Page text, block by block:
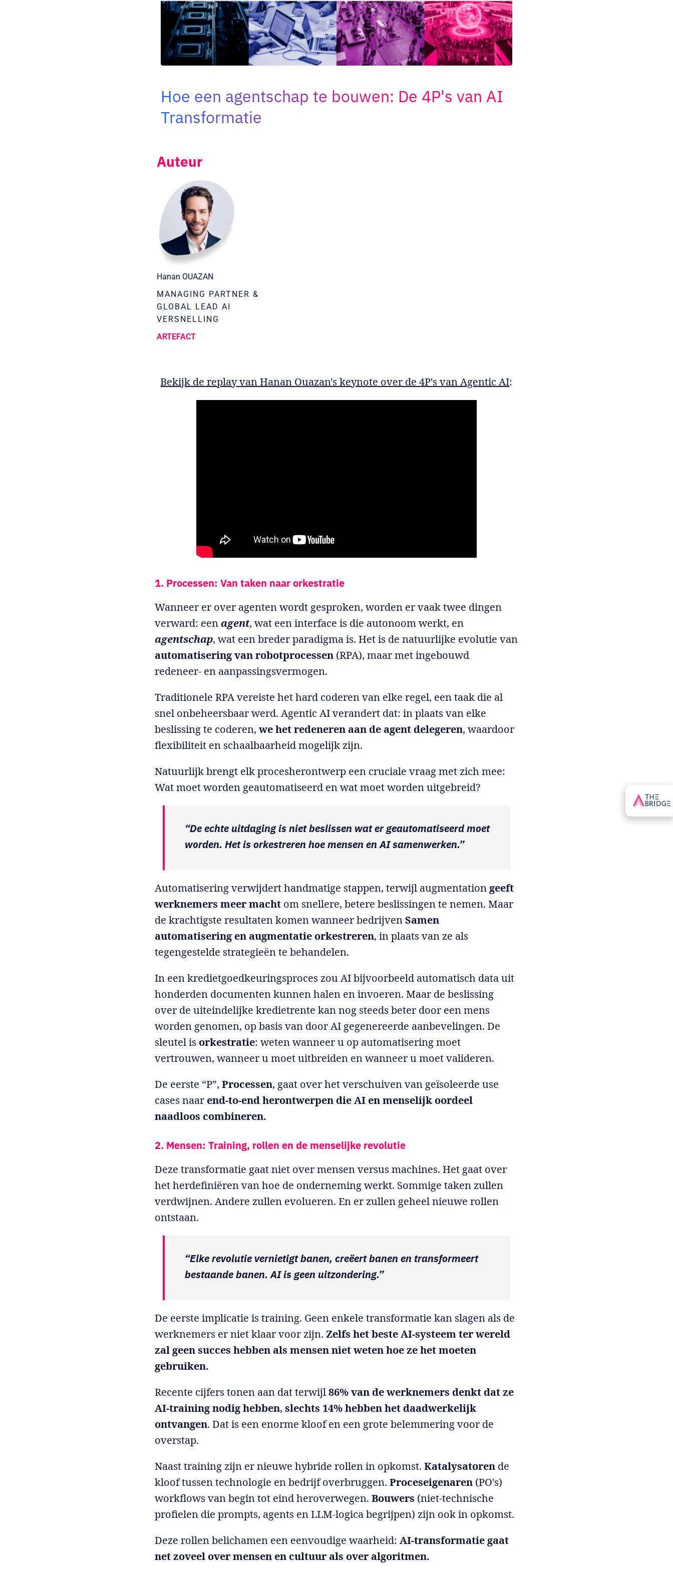
Hoe een agentschap te bouwen: De 4P's van AI
Transformatie
Auteur
Hanan OUAZAN
MANAGING PARTNER &
GLOBAL LEAD AI
VERSNELLING
ARTEFACT
Bekijk de replay van Hanan Ouazan's keynote over de 4P's van Agentic AI:
1. Processen: Van taken naar orkestratie
Wanneer er over agenten wordt gesproken, worden er vaak twee dingen
verward: eenagent, wat een interface is die autonoom werkt, en
agentschap, wat een breder paradigma is. Het is de natuurlijke evolutie van
automatisering van robotprocessen (RPA), maar met ingebouwd
redeneer- en aanpassingsvermogen.
Traditionele RPA vereiste het hard coderen van elke regel, een taak die al
snel onbeheersbaar werd. Agentic AI verandert dat: in plaats van elke
beslissing te coderen,we het redeneren aan de agent delegeren, waardoor
flexibiliteit en schaalbaarheid mogelijk zijn.
Natuurlijk brengt elk procesherontwerp een cruciale vraag met zich mee:
Wat moet worden geautomatiseerd en wat moet worden uitgebreid?
“De echte uitdaging is niet beslissen wat er geautomatiseerd moet
worden. Het isorkestreren hoe mensen en AI samenwerken.”
Automatisering verwijdert handmatige stappen, terwijl augmentation geeft
werknemers meer macht om snellere, betere beslissingen te nemen. Maar
de krachtigste resultaten komen wanneer bedrijvenSamen
automatisering en augmentatie orkestreren, in plaats van ze als
tegengestelde strategieën te behandelen.
In een kredietgoedkeuringsproces zou AI bijvoorbeeld automatisch data uit
honderden documenten kunnen halen en invoeren. Maar de beslissing
over de uiteindelijke kredietrente kan nog steeds beter door een mens
worden genomen, op basis van door AI gegenereerde aanbevelingen. De
sleutel is orkestratie: weten wanneer u op automatisering moet
vertrouwen, wanneer u moet uitbreiden en wanneer u moet valideren.
De eerste “P”,Processen, gaat over het verschuiven van geïsoleerde use
cases naar end-to-end herontwerpen die AI en menselijk oordeel
naadloos combineren.
2. Mensen: Training, rollen en de menselijke revolutie
Deze transformatie gaat niet over mensen versus machines. Het gaat over
het herdefiniëren van hoe de onderneming werkt. Sommige taken zullen
verdwijnen. Andere zullen evolueren. En er zullen geheel nieuwe rollen
ontstaan.
“Elke revolutie vernietigt banen, creëert banen en transformeert
bestaande banen. AI is geen uitzondering.”
De eerste implicatie is training. Geen enkele transformatie kan slagen als de
werknemers er niet klaar voor zijn.Zelfs het beste AI-systeem ter wereld
zal geen succes hebben als mensen niet weten hoe ze het moeten
gebruiken.
Recente cijfers tonen aan dat terwijl86% van de werknemers denkt dat ze
AI-training nodig hebben,slechts 14% hebben het daadwerkelijk
ontvangen. Dat is een enorme kloof en een grote belemmering voor de
overstap.
Naast training zijn er nieuwe hybride rollen in opkomst.Katalysatoren de
kloof tussen technologie en bedrijf overbruggen.Proceseigenaren (PO's)
workflows van begin tot eind heroverwegen.Bouwers (niet-technische
profielen die prompts, agents en LLM-logica begrijpen) zijn ook in opkomst.
Deze rollen belichamen een eenvoudige waarheid:AI-transformatie gaat
net zoveel over mensen en cultuur als over algoritmen.